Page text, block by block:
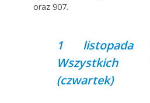
oraz 907.
1 listopada
Wszystkich
(czwartek)